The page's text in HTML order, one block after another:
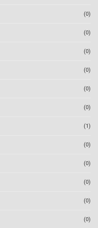
(0)
(0)
(0)
(0)
(0)
(0)
(1)
(0)
(0)
(0)
(0)
(0)